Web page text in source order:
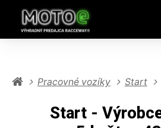
Pracovné vozíky Start
Start -